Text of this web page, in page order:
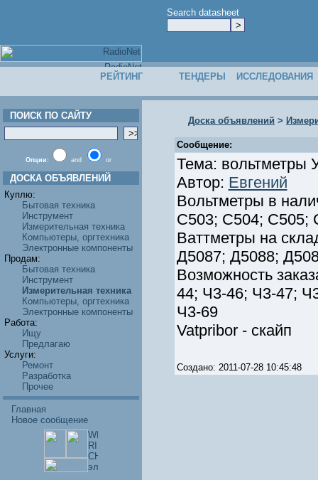
Search datasheet
РЕЙТИНГ ТЕНДЕРЫ ИССЛЕДОВАНИЯ
ПОИСК ПО САЙТУ
Опции: and or
ДОСКА ОБЪЯВЛЕНИЙ
Куплю:
Бытовая техника
Инструмент
Измерительная техника
Компьютеры, оргтехника
Электронные компоненты
Продам:
Бытовая техника
Инструмент
Измерительная техника
Компьютеры, оргтехника
Электронные компоненты
Работа:
Ищу
Предлагаю
Услуги:
Ремонт
Разработка
Прочее
Главная
Новое сообщение
Доска объявлений >
Сообщение:
Тема: вольтметры
Автор: Евгений
Вольтметры в
С503; С504; С505;
Ваттметры на
Д5087; Д5088;
Возможность
44; Ч3-46; Ч3-47;
Ч3-69
Vatpribor - скайп
Создано: 2011-07-28 10:45:48